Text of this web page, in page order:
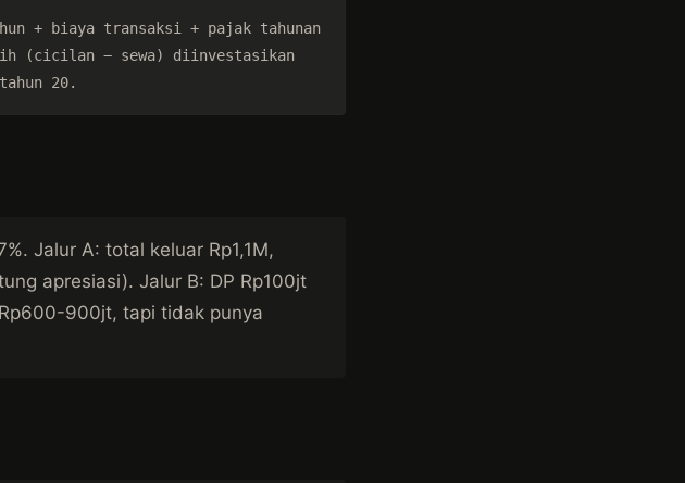
+ biaya transaksi + pajak tahunan
(cicilan − sewa) diinvestasikan
20.
Jalur A: total keluar Rp1,1M,
apresiasi). Jalur B: DP Rp100jt
900jt, tapi tidak punya